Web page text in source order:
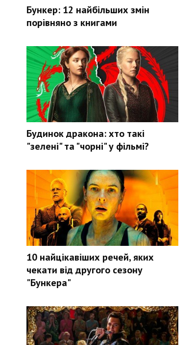
Бункер: 12 найбільших змін
порівняно з книгами
Будинок дракона: хто такі
"зелені" та "чорні" у фільмі?
10 найцікавіших речей, яких
чекати від другого сезону
"Бункера"